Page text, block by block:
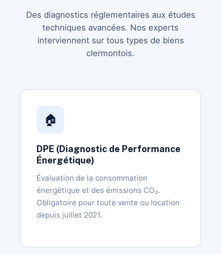
Des diagnostics réglementaires aux études
techniques avancées. Nos experts
interviennent sur tous types de biens
clermontois.
🏠
DPE (Diagnostic de Performance
Énergétique)
Évaluation de la consommation
énergétique et des émissions CO₂.
Obligatoire pour toute vente ou location
depuis juillet 2021.